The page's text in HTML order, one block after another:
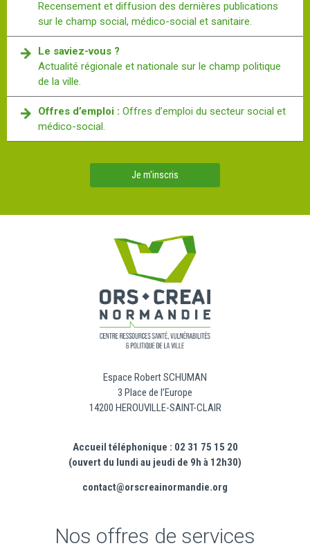
Recensement et diffusion des dernières publications
sur le champ social, médico-social et sanitaire.
Le saviez-vous ?
Actualité régionale et nationale sur le champ politique
de la ville.
Offres d’emploi : Offres d’emploi du secteur social et
médico-social.
Je m'inscris
Espace Robert SCHUMAN
3 Place de l’Europe
14200 HEROUVILLE-SAINT-CLAIR
Accueil téléphonique : 02 31 75 15 20
(ouvert du lundi au jeudi de 9h à 12h30)
contact@orscreainormandie.org
Nos offres de services